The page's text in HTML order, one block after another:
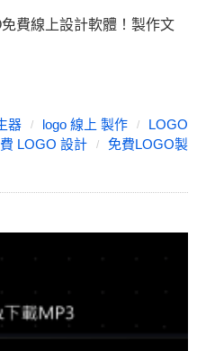
費線上設計軟體！製作文
器 logo 線上 製作
LOGO
LOGO 設計
免費LOGO製